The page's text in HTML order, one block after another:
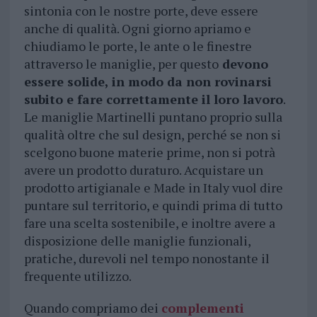
sintonia con le nostre porte, deve essere
anche di qualità. Ogni giorno apriamo e
chiudiamo le porte, le ante o le finestre
attraverso le maniglie, per questodevono
essere solide, in modo da non rovinarsi
subito e fare correttamente il loro lavoro.
Le maniglie Martinelli puntano proprio sulla
qualità oltre che sul design, perché se non si
scelgono buone materie prime, non si potrà
avere un prodotto duraturo. Acquistare un
prodotto artigianale e Made in Italy vuol dire
puntare sul territorio, e quindi prima di tutto
fare una scelta sostenibile, e inoltre avere a
disposizione delle maniglie funzionali,
pratiche, durevoli nel tempo nonostante il
frequente utilizzo.
Quando compriamo dei complementi